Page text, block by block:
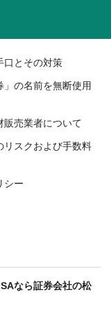
口とその対策
」の名前を無断使用
販売業者について
リスクおよび手数料
シー
なら証券会社の松